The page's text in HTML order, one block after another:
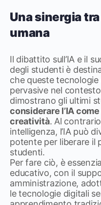
Una sinergia
umana
Il dibattito sull’IA e il
degli studenti è
che queste
pervasive nel
dimostrano gli ultimi
considerare l’IA
creatività. Al
intelligenza, l’IA può
potente per liberare il
studenti.
Per fare ciò, è
educativo, con il
amministrazione,
le tecnologie digitali